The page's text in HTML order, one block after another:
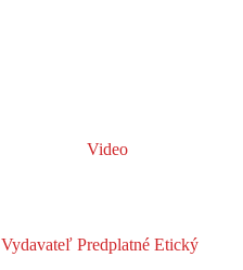
Video
Vydavateľ Predplatné Etický